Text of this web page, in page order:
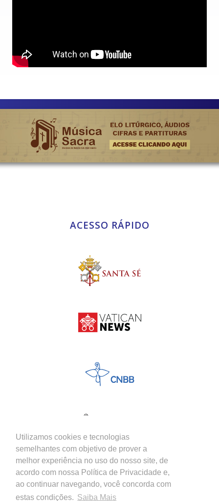
Utilizamos cookies e tecnologias
semelhantes com objetivo de prover a
melhor experiência no uso do nosso site, de
acordo com nossa Política de Privacidade e,
ao continuar navegando, você concorda com
estas condições. Saiba Mais
ACESSO RÁPIDO